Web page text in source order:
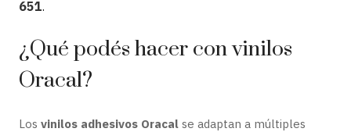
651.
¿Qué podés hacer con vinilos
Oracal?
Los vinilos adhesivos Oracal se adaptan a múltiples